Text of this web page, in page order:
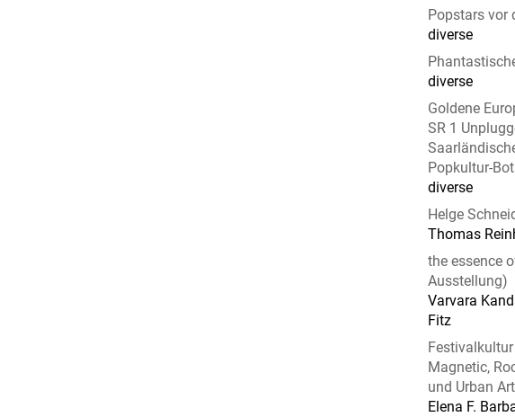
Popstars vor
diverse
diverse
Goldene
SR 1
Popkultur-
diverse
Helge
Thomas
the essence
Ausstellung)
Varvara
Fitz
Magnetic,
und Urban
Elena F.